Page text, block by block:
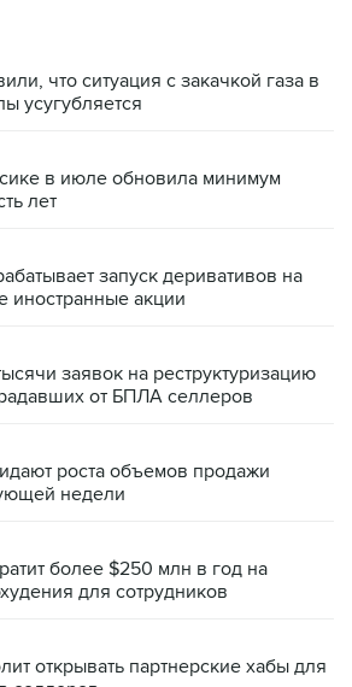
что ситуация с закачкой газа в
усугубляется
в июле обновила минимум
лет
запуск деривативов на
иностранные акции
заявок на реструктуризацию
от БПЛА селлеров
роста объемов продажи
недели
более $250 млн в год на
для сотрудников
открывать партнерские хабы для